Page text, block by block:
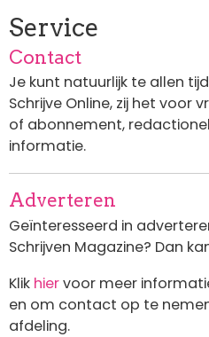
here:
Service
Contact
Je kunt natuurlijk te allen
Schrijve Online, zij het voor
of abonnement,
informatie.
Adverteren
Geïnteresseerd in
Schrijven Magazine? Dan
Klik hiervoor meer
en om contact op te
afdeling.